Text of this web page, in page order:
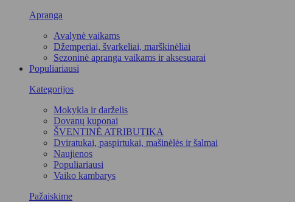
Apranga
Avalynė vaikams
Džemperiai, švarkeliai, marškinėliai
Sezoninė apranga vaikams ir aksesuarai
Populiariausi
Kategorijos
Mokykla ir darželis
Dovanų kuponai
ŠVENTINĖ ATRIBUTIKA
Dviratukai, paspirtukai, mašinėlės ir šalmai
Naujienos
Populiariausi
Vaiko kambarys
Pažaiskime